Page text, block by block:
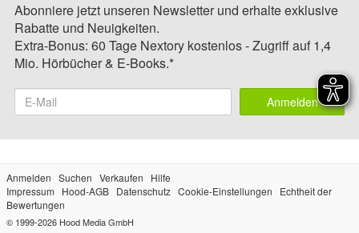
Abonniere jetzt unseren Newsletter und erhalte exklusive
Rabatte und Neuigkeiten.
Extra-Bonus: 60 Tage Nextory kostenlos - Zugriff auf 1,4
Mio. Hörbücher & E-Books.*
Anmelden
Anmelden Suchen Verkaufen
Hilfe
Impressum
Hood-AGB Datenschutz Cookie-Einstellungen
Echtheit der
Bewertungen
© 1999-2026 Hood Media GmbH